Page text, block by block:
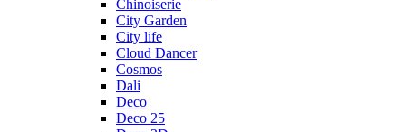
Chinoiserie
City Garden
City life
Cloud Dancer
Cosmos
Dali
Deco
Deco 25